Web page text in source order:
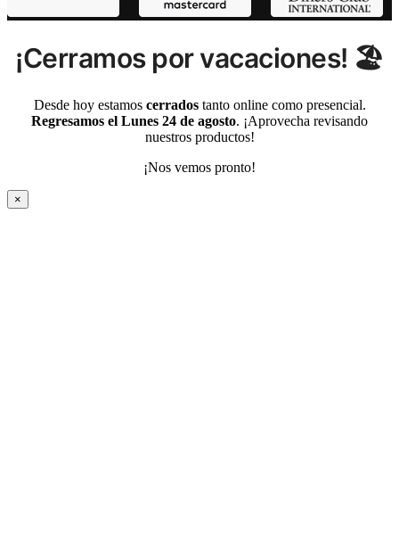
¡Cerramos por vacaciones! 🏖️
Desde hoy estamos cerradostanto online como presencial.
Regresamos el Lunes 24 de agosto. ¡Aprovecha revisando
nuestros productos!
¡Nos vemos pronto!
×